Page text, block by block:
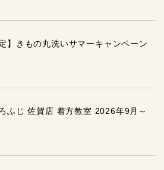
】きもの丸洗いサマーキャンペーン
ふじ 佐賀店 着方教室 2026年9月～